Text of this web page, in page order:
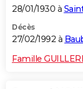
28/01/1930 à
Décès
27/02/1992 à
Famille